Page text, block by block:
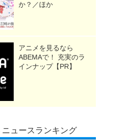
か？／ほか
アニメを見るなら
ABEMAで！ 充実のラ
インナップ【PR】
ニュースランキング